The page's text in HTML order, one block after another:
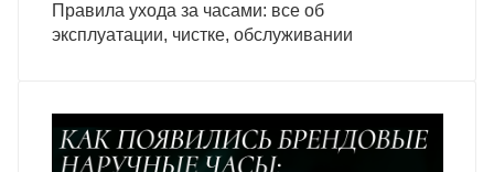
Правила ухода за часами: все об
эксплуатации, чистке, обслуживании